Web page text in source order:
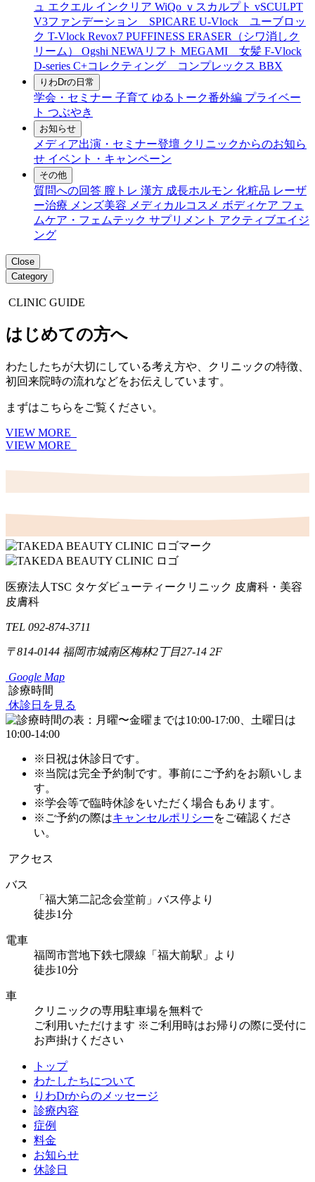
ュ エクエル インクリア WiQo ｖスカルプト vSCULPT
V3ファンデーション SPICARE U-Vlock ユーブロッ
ク T-Vlock Revox7 PUFFINESS ERASER（シワ消しク
リーム）
Ogshi NEWAリフト MEGAMI 女髪 F-Vlock
D-series C+コレクティング コンプレックス BBX
りわDrの日常
学会・セミナー 子育て ゆるトーク番外編 プライベー
ト つぶやき
お知らせ
メディア出演・セミナー登壇 クリニックからのお知ら
せ イベント・キャンペーン
その他
質問への回答 膣トレ 漢方 成長ホルモン 化粧品 レーザ
ー治療 メンズ美容 メディカルコスメ ボディケア フェ
ムケア・フェムテック サプリメント アクティブエイジ
ング
Close
Category
CLINIC GUIDE
はじめての方へ
わたしたちが大切にしている考え方や、クリニックの特徴、
初回来院時の流れなどをお伝えしています。
まずはこちらをご覧ください。
VIEW MORE
VIEW MORE
医療法人TSC タケダビューティークリニック 皮膚科・美容
皮膚科
TEL 092-874-3711
〒814-0144 福岡市城南区梅林2丁目27-14 2F
Google Map
診療時間
休診日を見る
※日祝は休診日です。
※当院は完全予約制です。事前にご予約をお願いしま
す。
※学会等で臨時休診をいただく場合もあります。
※ご予約の際はキャンセルポリシーをご確認くださ
い。
アクセス
バス
「福大第二記念会堂前」バス停より
徒歩1分
電車
福岡市営地下鉄七隈線「福大前駅」より
徒歩10分
車
クリニックの専用駐車場を無料で
ご利用いただけます ※ご利用時はお帰りの際に受付に
お声掛けください
トップ
わたしたちについて
りわDrからのメッセージ
診療内容
症例
料金
お知らせ
休診日